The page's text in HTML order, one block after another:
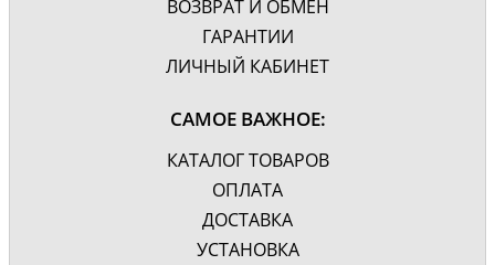
ВОЗВРАТ И ОБМЕН
ГАРАНТИИ
ЛИЧНЫЙ КАБИНЕТ
САМОЕ ВАЖНОЕ:
КАТАЛОГ ТОВАРОВ
ОПЛАТА
ДОСТАВКА
УСТАНОВКА